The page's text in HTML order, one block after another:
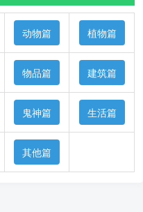
动物篇 植物篇
物品篇 建筑篇
鬼神篇 生活篇
其他篇